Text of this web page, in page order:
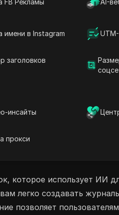
FB Рекламы AI-
имени в Instagram
заголовков
инсайты
прокси
записью NoteGen
раньше!
которое использует ИИ
легко создавать
позволяет